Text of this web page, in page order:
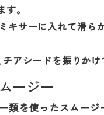
。
キサーに入れて滑ら
チアシードを振りかけ
ージー
類を使ったスムージ